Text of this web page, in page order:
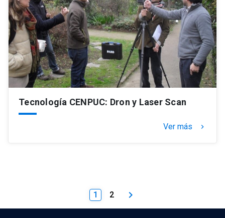
Tecnología CENPUC: Dron y Laser Scan
Ver más keyboard_arrow_right
1 2 keyboard_arrow_right